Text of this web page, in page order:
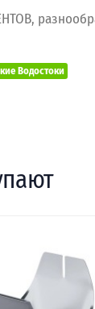
Водостоки